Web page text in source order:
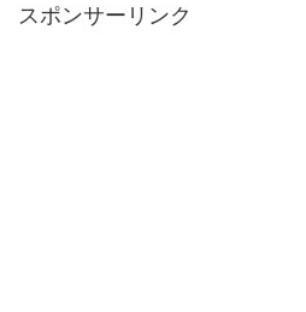
スポンサーリンク